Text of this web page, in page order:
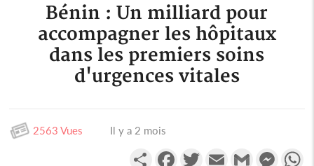
Bénin : Un milliard pour
accompagner les hôpitaux
dans les premiers soins
d'urgences vitales
2563 Vues Il y a 2 mois
PartagerFacebookTwitterEmail Gmail